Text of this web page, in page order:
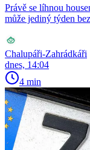
Právě se líhnou
může jediný týden
Chalupáři-Zahrádkáři
dnes, 14:04
4 min